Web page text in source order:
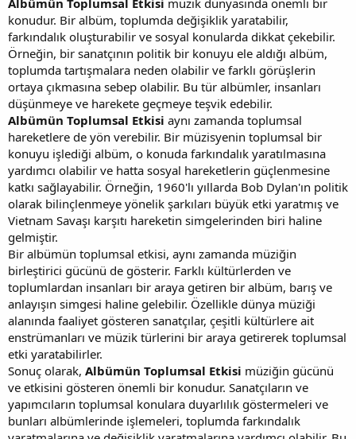
konudur. Bir albüm, toplumda değişiklik yaratabilir,
farkındalık oluşturabilir ve sosyal konularda dikkat çekebilir.
Örneğin, bir sanatçının politik bir konuyu ele aldığı albüm,
toplumda tartışmalara neden olabilir ve farklı görüşlerin
ortaya çıkmasına sebep olabilir. Bu tür albümler, insanları
düşünmeye ve harekete geçmeye teşvik edebilir.
Albümün Toplumsal Etkisi aynı zamanda toplumsal
hareketlere de yön verebilir. Bir müzisyenin toplumsal bir
konuyu işlediği albüm, o konuda farkındalık yaratılmasına
yardımcı olabilir ve hatta sosyal hareketlerin güçlenmesine
katkı sağlayabilir. Örneğin, 1960'lı yıllarda Bob Dylan'ın politik
olarak bilinçlenmeye yönelik şarkıları büyük etki yaratmış ve
Vietnam Savaşı karşıtı hareketin simgelerinden biri haline
gelmiştir.
Bir albümün toplumsal etkisi, aynı zamanda müziğin
birleştirici gücünü de gösterir. Farklı kültürlerden ve
toplumlardan insanları bir araya getiren bir albüm, barış ve
anlayışın simgesi haline gelebilir. Özellikle dünya müziği
alanında faaliyet gösteren sanatçılar, çeşitli kültürlere ait
enstrümanları ve müzik türlerini bir araya getirerek toplumsal
etki yaratabilirler.
Sonuç olarak, Albümün Toplumsal Etkisi müziğin gücünü
ve etkisini gösteren önemli bir konudur. Sanatçıların ve
yapımcıların toplumsal konulara duyarlılık göstermeleri ve
bunları albümlerinde işlemeleri, toplumda farkındalık